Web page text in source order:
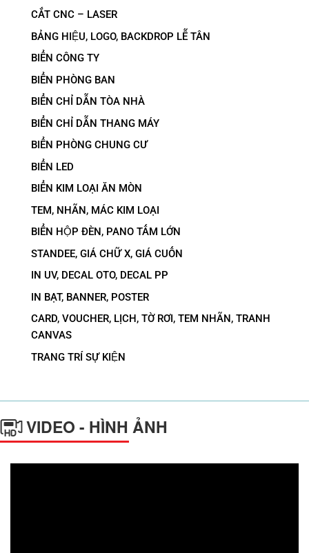
CẮT CNC – LASER
BẢNG HIỆU, LOGO, BACKDROP LỄ TÂN
BIỂN CÔNG TY
BIỂN PHÒNG BAN
BIỂN CHỈ DẪN TÒA NHÀ
BIỂN CHỈ DẪN THANG MÁY
BIỂN PHÒNG CHUNG CƯ
BIỂN LED
BIỂN KIM LOẠI ĂN MÒN
TEM, NHÃN, MÁC KIM LOẠI
BIỂN HỘP ĐÈN, PANO TẤM LỚN
STANDEE, GIÁ CHỮ X, GIÁ CUỐN
IN UV, DECAL OTO, DECAL PP
IN BẠT, BANNER, POSTER
CARD, VOUCHER, LỊCH, TỜ RƠI, TEM NHÃN, TRANH
CANVAS
TRANG TRÍ SỰ KIỆN
VIDEO - HÌNH ẢNH